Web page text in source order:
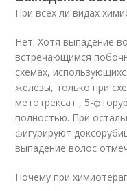
При всех ли видах
Нет. Хотя выпадение
встречающимся
схемах,
железы, только при
метотрексат , 5-
полностью. При
фигурируют
выпадение волос
Почему при